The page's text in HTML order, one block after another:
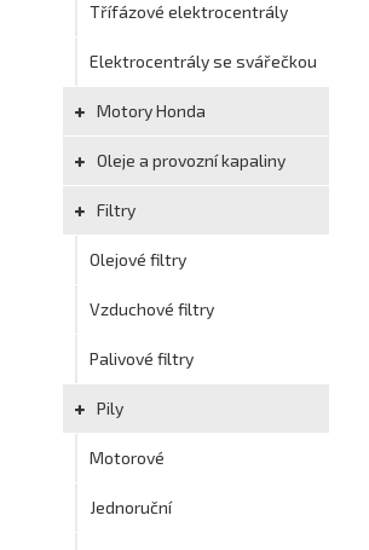
Třífázové elektrocentrály
Elektrocentrály se svářečkou
Motory Honda
Oleje a provozní kapaliny
Filtry
Olejové filtry
Vzduchové filtry
Palivové filtry
Pily
Motorové
Jednoruční